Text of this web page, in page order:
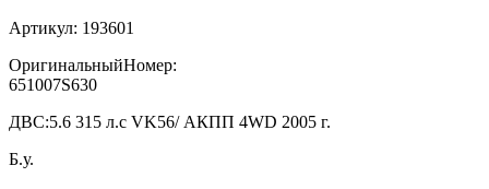
Артикул: 193601
ОригинальныйНомер:
651007S630
ДВС:5.6 315 л.с VK56/ АКПП 4WD 2005 г.
Б.у.